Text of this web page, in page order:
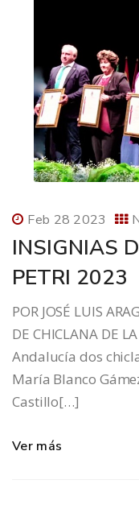
Feb 28 2023
INSIGNIAS
PETRI 2023
POR JOSÉ LUIS
DE CHICLANA DE
Andalucía dos
María Blanco
Castillo[…]
Ver más